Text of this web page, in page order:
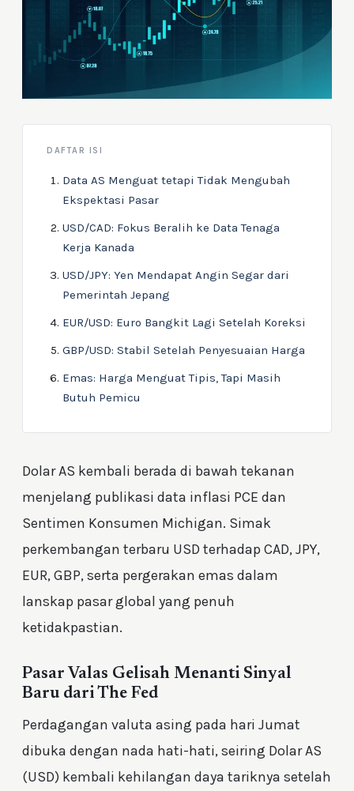
DAFTAR ISI
Data AS Menguat tetapi Tidak Mengubah
Ekspektasi Pasar
USD/CAD: Fokus Beralih ke Data Tenaga
Kerja Kanada
USD/JPY: Yen Mendapat Angin Segar dari
Pemerintah Jepang
EUR/USD: Euro Bangkit Lagi Setelah Koreksi
GBP/USD: Stabil Setelah Penyesuaian Harga
Emas: Harga Menguat Tipis, Tapi Masih
Butuh Pemicu
Dolar AS kembali berada di bawah tekanan
menjelang publikasi data inflasi PCE dan
Sentimen Konsumen Michigan. Simak
perkembangan terbaru USD terhadap CAD, JPY,
EUR, GBP, serta pergerakan emas dalam
lanskap pasar global yang penuh
ketidakpastian.
Pasar Valas Gelisah Menanti Sinyal
Baru dari The Fed
Perdagangan valuta asing pada hari Jumat
dibuka dengan nada hati-hati, seiring Dolar AS
(USD) kembali kehilangan daya tariknya setelah